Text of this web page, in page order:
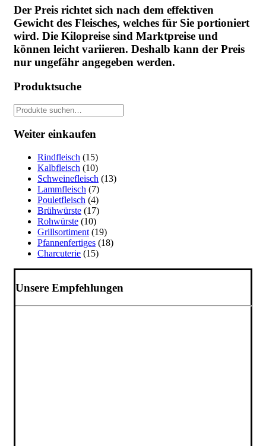
Der Preis richtet sich nach dem effektiven
Gewicht des Fleisches, welches für Sie portioniert
wird. Die Kilopreise sind Marktpreise und
können leicht variieren. Deshalb kann der Preis
nur ungefähr angegeben werden.
Produktsuche
Suche
nach:
Weiter einkaufen
Rindfleisch (15)
Kalbfleisch (10)
Schweinefleisch (13)
Lammfleisch (7)
Pouletfleisch (4)
Brühwürste (17)
Rohwürste (10)
Grillsortiment (19)
Pfannenfertiges (18)
Charcuterie (15)
Unsere Empfehlungen